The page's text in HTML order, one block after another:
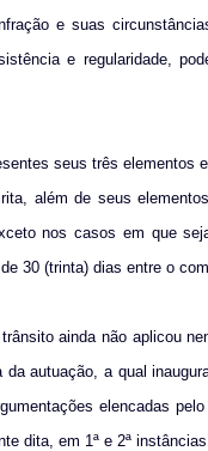
e suas
e regularidade,
seus três elementos
além de seus
nos casos em que
30 (trinta) dias entre o
ainda não aplicou
autuação, a qual
elencadas
dita, em 1ª e 2ª instâncias.